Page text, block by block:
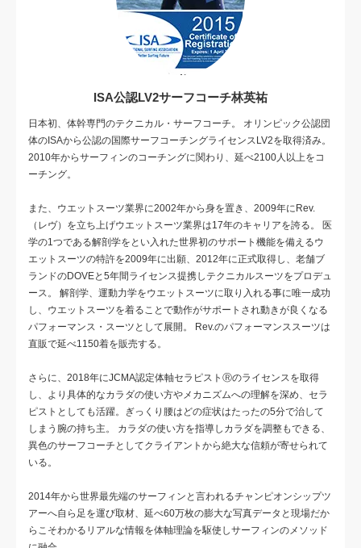
ISA公認LV2サーフコーチ林英祐
日本初、体幹専門のテクニカル・サーフコーチ。 オリンピック公認団
体のISAから公認の国際サーフコーチングライセンスLV2を取得済み。
2010年からサーフィンのコーチングに関わり、延べ2100人以上をコ
ーチング。
また、ウエットスーツ業界に2002年から身を置き、2009年にRev.
（レヴ）を立ち上げウエットスーツ業界は17年のキャリアを誇る。 医
学の1つである解剖学をとい入れた世界初のサポート機能を備えるウ
エットスーツの特許を2009年に出願、2012年に正式取得し、老舗ブ
ランドのDOVEと5年間ライセンス提携しテクニカルスーツをプロデュ
ース。 解剖学、運動力学をウエットスーツに取り入れる事に唯一成功
し、ウエットスーツを着ることで動作がサポートされ動きが良くなる
パフォーマンス・スーツとして展開。 Rev.のパフォーマンススーツは
直販で延べ1150着を販売する。
さらに、2018年にJCMA認定体軸セラピストⓇのライセンスを取得
し、より具体的なカラダの使い方やメカニズムへの理解を深め、セラ
ピストとしても活躍。ぎっくり腰はどの症状はたったの5分で治して
しまう腕の持ち主。 カラダの使い方を指導しカラダを調整もできる、
異色のサーフコーチとしてクライアントから絶大な信頼が寄せられて
いる。
2014年から世界最先端のサーフィンと言われるチャンピオンシップツ
アーへ自ら足を運び取材、延べ60万枚の膨大な写真データと現場だか
らこそわかるリアルな情報を体軸理論を駆使しサーフィンのメソッド